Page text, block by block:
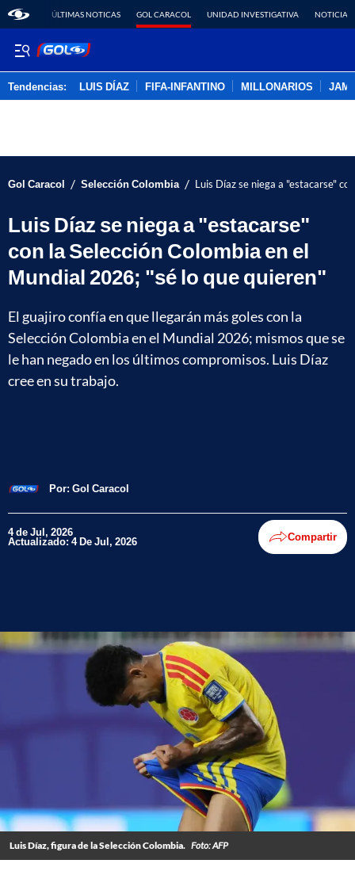
ÚLTIMAS NOTICAS GOL CARACOL UNIDAD INVESTIGATIVA NOTICIAS
Tendencias: LUIS DÍAZ FIFA-INFANTINO MILLONARIOS
Gol Caracol / Selección Colombia / Luis Díaz se niega a "estacarse"
Luis Díaz se niega a "estacarse"
con la Selección Colombia en el
Mundial 2026; "sé lo que quieren"
El guajiro confía en que llegarán más goles con la
Selección Colombia en el Mundial 2026; mismos que se
le han negado en los últimos compromisos. Luis Díaz
cree en su trabajo.
Por: Gol Caracol
4 de Jul, 2026
Actualizado: 4 De Jul, 2026 Compartir
Luis Díaz, figura de la Selección Colombia. Foto: AFP